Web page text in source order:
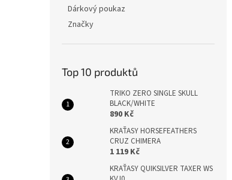
Dárkový poukaz
Značky
Top 10 produktů
TRIKO ZERO SINGLE SKULL
BLACK/WHITE
890 Kč
KRAŤASY HORSEFEATHERS
CRUZ CHIMERA
1 119 Kč
KRAŤASY QUIKSILVER TAXER WS